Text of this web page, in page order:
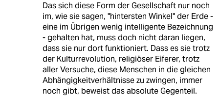
Das sich diese Form der Gesellschaft nur noch
im, wie sie sagen, "hintersten Winkel" der Erde -
eine im Übrigen wenig intelligente Bezeichnung
- gehalten hat, muss doch nicht daran liegen,
dass sie nur dort funktioniert. Dass es sie trotz
der Kulturrevolution, religiöser Eiferer, trotz
aller Versuche, diese Menschen in die gleichen
Abhängigkeitverhältnisse zu zwingen, immer
noch gibt, beweist das absolute Gegenteil.